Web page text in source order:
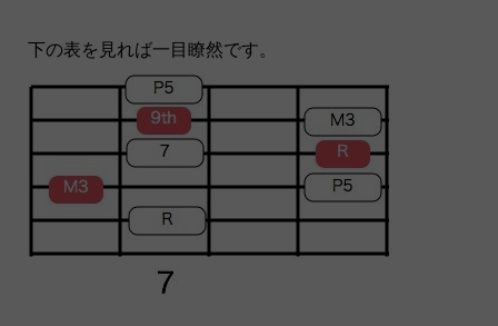
下の表を見れば一目瞭然です。